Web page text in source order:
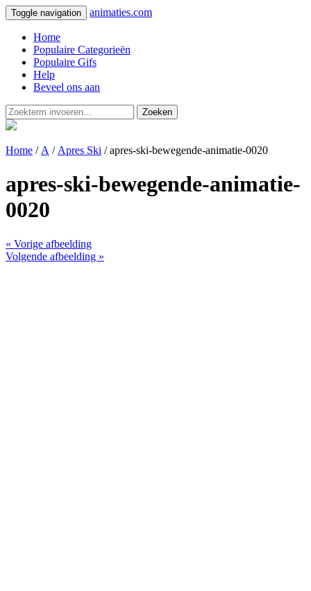
Toggle navigation animaties.com
Home
Populaire Categorieën
Populaire Gifs
Help
Beveel ons aan
Zoeken
Home / A / Apres Ski / apres-ski-bewegende-animatie-0020
apres-ski-bewegende-animatie-
0020
« Vorige afbeelding
Volgende afbeelding »